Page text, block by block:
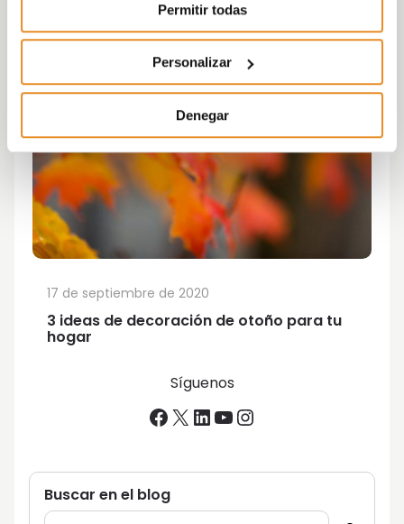
Permitir todas
Personalizar
Denegar
3 ideas de decoración de otoño para tu
hogar
17 de septiembre de 2020
Síguenos
Facebook
X LinkedIn
YouTube
Instagram
Buscar en el blog